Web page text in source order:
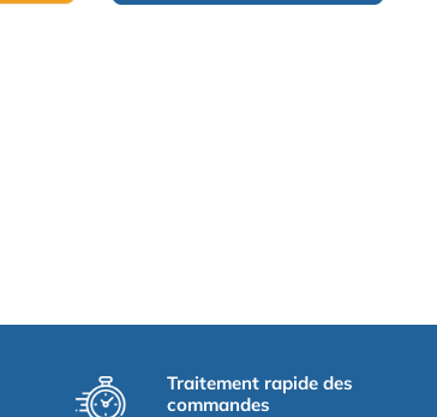
Traitement rapide des
commandes